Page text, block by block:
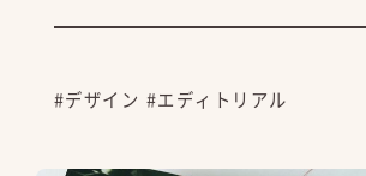
#デザイン #エディトリアル